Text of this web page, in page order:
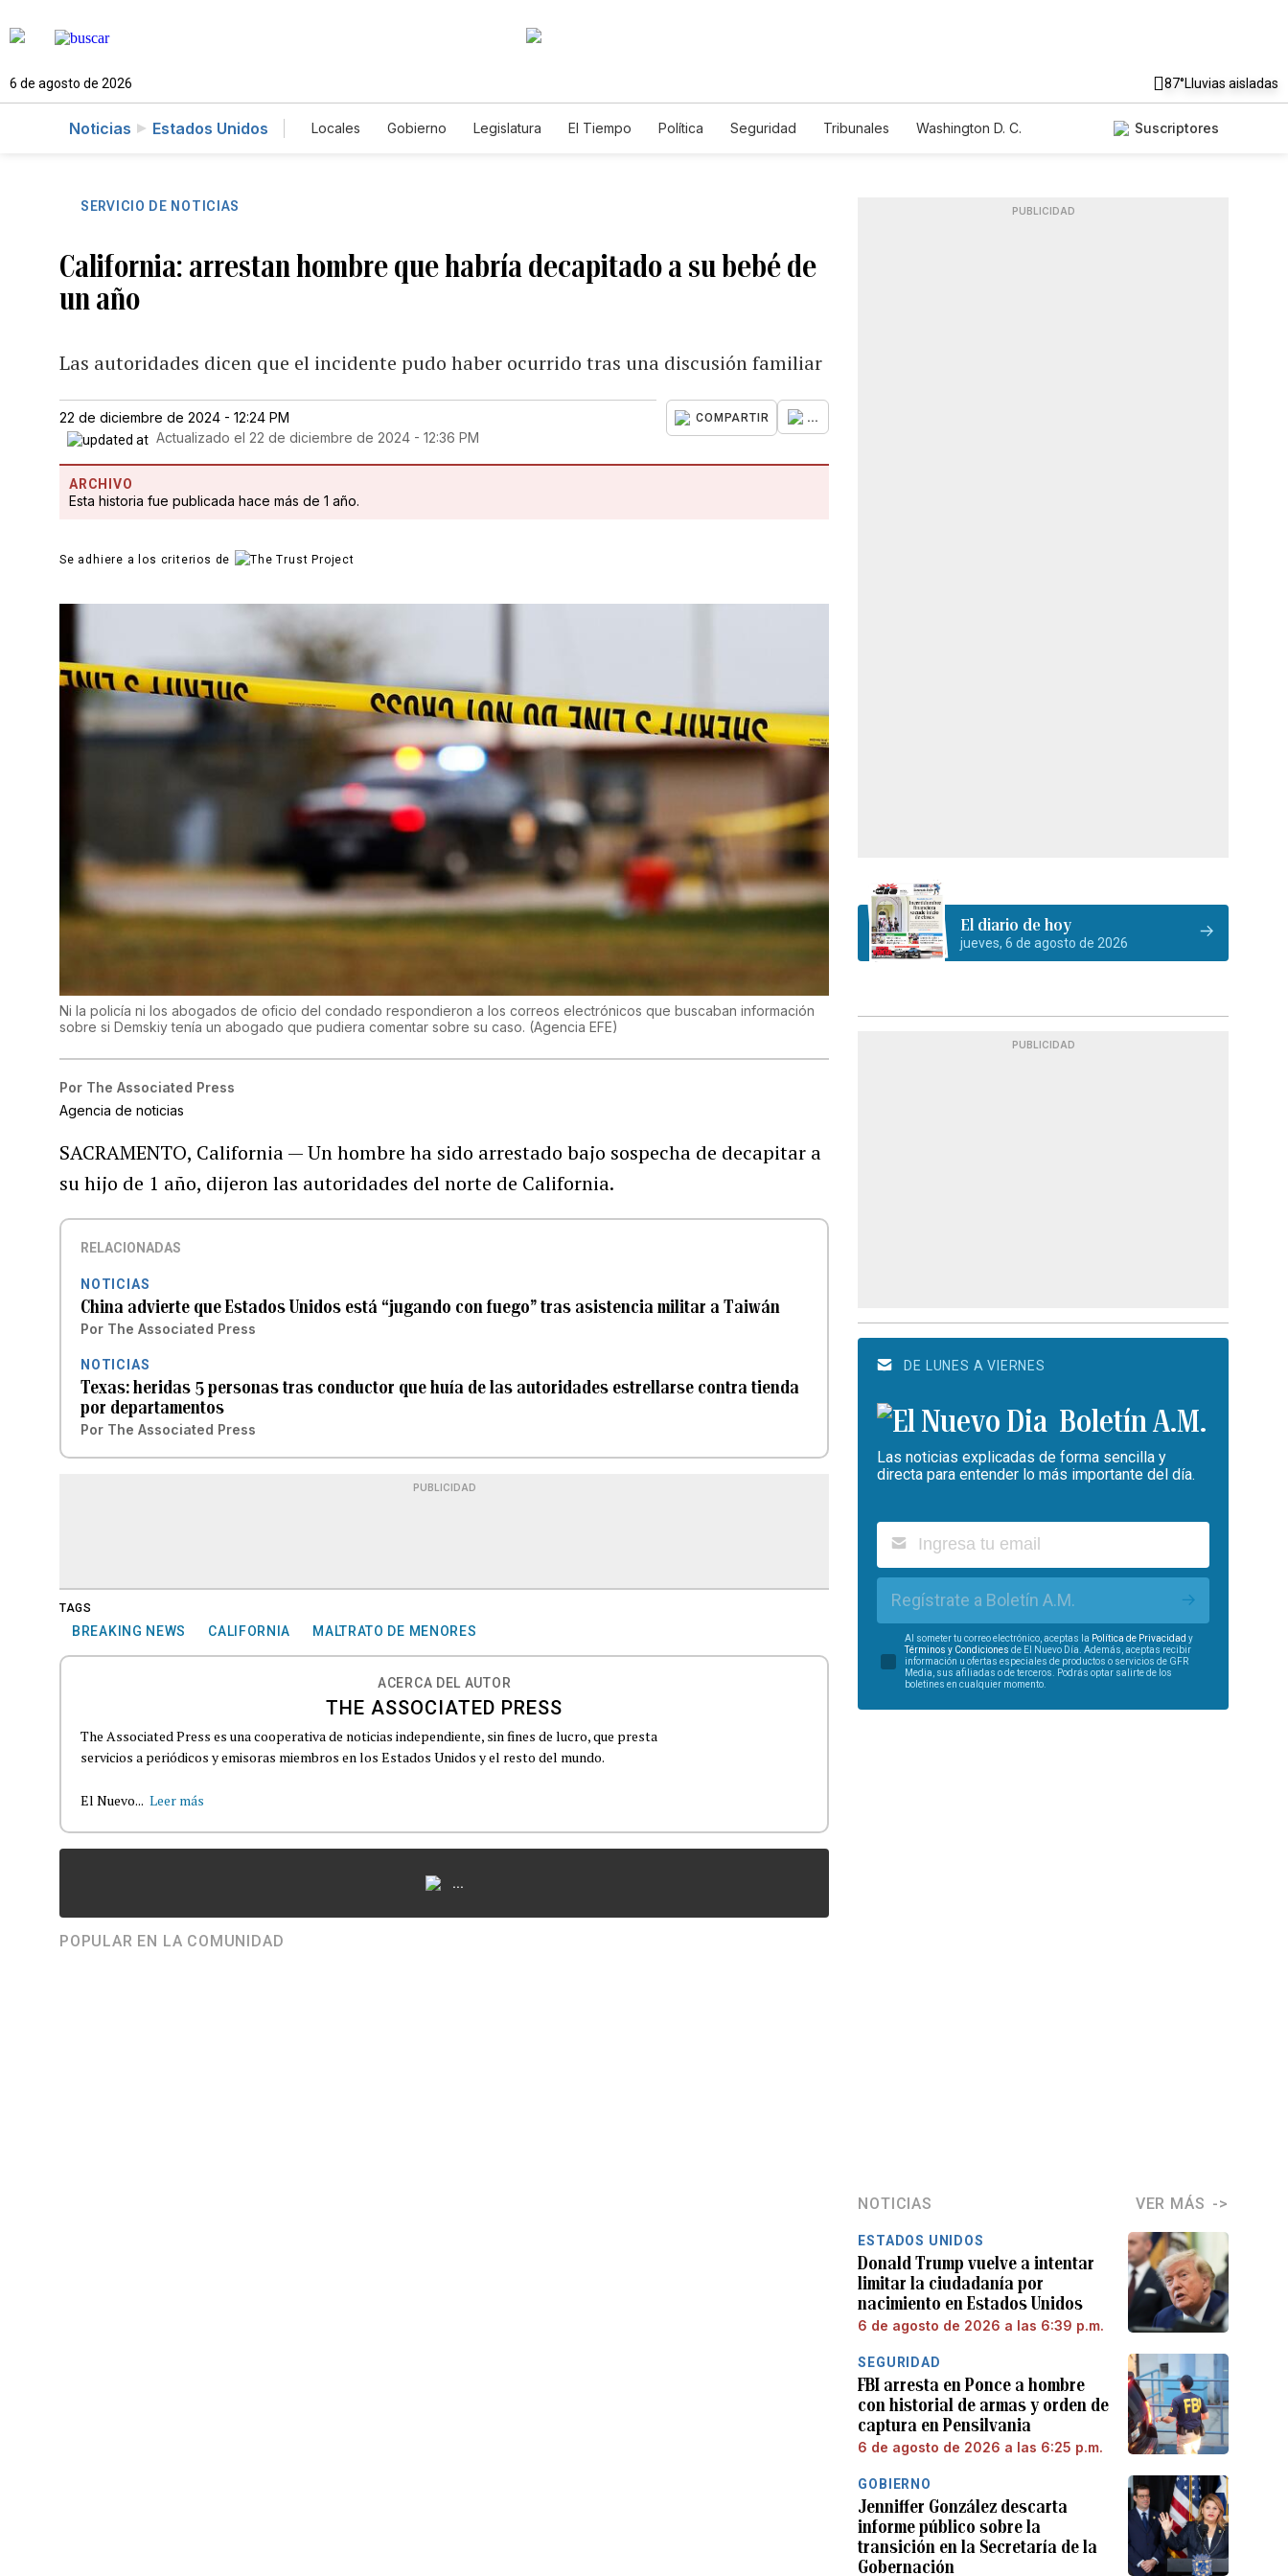
6 de agosto de 2026 87°Lluvias aisladas
Noticias Estados Unidos Locales Gobierno Legislatura El Tiempo Política Seguridad Tribunales
Washington D. C.
Suscriptores
SERVICIO DE NOTICIAS
California: arrestan hombre que habría decapitado a su bebé de
un año
Las autoridades dicen que el incidente pudo haber ocurrido tras una discusión familiar
22 de diciembre de 2024 - 12:24 PM
Actualizado el 22 de diciembre de 2024 - 12:36 PM
COMPARTIR ...
ARCHIVO
Esta historia fue publicada hace más de 1 año.
Se adhiere a los criterios de
Ni la policía ni los abogados de oficio del condado respondieron a los correos electrónicos que buscaban información
sobre si Demskiy tenía un abogado que pudiera comentar sobre su caso. (Agencia EFE)
Por The Associated Press
Agencia de noticias
SACRAMENTO, California — Un hombre ha sido arrestado bajo sospecha de decapitar a
su hijo de 1 año, dijeron las autoridades del norte de California.
RELACIONADAS
NOTICIAS
China advierte que Estados Unidos está “jugando con fuego” tras asistencia militar a Taiwán
Por The Associated Press
NOTICIAS
Texas: heridas 5 personas tras conductor que huía de las autoridades estrellarse contra tienda
por departamentos
Por The Associated Press
PUBLICIDAD
TAGS
BREAKING NEWS CALIFORNIA MALTRATO DE MENORES
ACERCA DEL AUTOR
THE ASSOCIATED PRESS
The Associated Press es una cooperativa de noticias independiente, sin fines de lucro, que presta
servicios a periódicos y emisoras miembros en los Estados Unidos y el resto del mundo.
El Nuevo... Leer más
...
POPULAR EN LA COMUNIDAD
PUBLICIDAD
El diario de hoy
jueves, 6 de agosto de 2026
PUBLICIDAD
DE LUNES A VIERNES
Boletín A.M.
Las noticias explicadas de forma sencilla y
directa para entender lo más importante del día.
Regístrate a Boletín A.M.
Al someter tu correo electrónico, aceptas la Política de Privacidad y
Términos y Condiciones de El Nuevo Día. Además, aceptas recibir
información u ofertas especiales de productos o servicios de GFR
Media, sus afiliadas o de terceros. Podrás optar salirte de los
boletines en cualquier momento.
NOTICIAS VER MÁS
ESTADOS UNIDOS
Donald Trump vuelve a intentar
limitar la ciudadanía por
nacimiento en Estados Unidos
6 de agosto de 2026 a las 6:39 p.m.
SEGURIDAD
FBI arresta en Ponce a hombre
con historial de armas y orden de
captura en Pensilvania
6 de agosto de 2026 a las 6:25 p.m.
GOBIERNO
Jenniffer González descarta
informe público sobre la
transición en la Secretaría de la
Gobernación